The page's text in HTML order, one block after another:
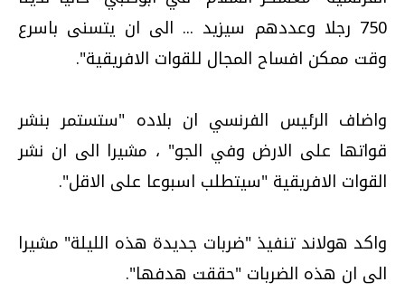
750 رجلا وعددهم سيزيد ... الى ان يتسنى باسرع
وقت ممكن افساح المجال للقوات الافريقية".
واضاف الرئيس الفرنسي ان بلاده "ستستمر بنشر
قواتها على الارض وفي الجو" ، مشيرا الى ان نشر
القوات الافريقية "سيتطلب اسبوعا على الاقل".
واكد هولاند تنفيذ "ضربات جديدة هذه الليلة" مشيرا
الى ان هذه الضربات "حققت هدفها".